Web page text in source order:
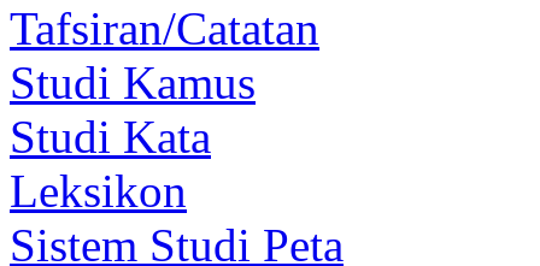
Tafsiran/Catatan
Studi Kamus
Studi Kata
Leksikon
Sistem Studi Peta